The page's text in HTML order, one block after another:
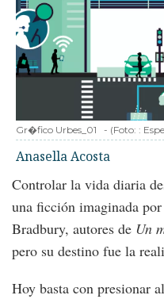
Gr�fico Urbes_01 - (Foto: :
Anasella Acosta
Controlar la vida diaria
una ficción imaginada
Bradbury, autores de Un
pero su destino fue la
Hoy basta con presionar